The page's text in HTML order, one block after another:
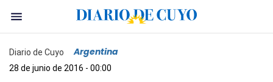
Diario de Cuyo Argentina
28 de junio de 2016 - 00:00